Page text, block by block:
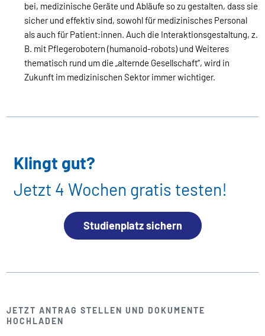
bei, medizinische Geräte und Abläufe so zu gestalten, dass sie
sicher und effektiv sind, sowohl für medizinisches Personal
als auch für Patient:innen. Auch die Interaktionsgestaltung, z.
B. mit Pflegerobotern (humanoid-robots) und Weiteres
thematisch rund um die „alternde Gesellschaft“, wird in
Zukunft im medizinischen Sektor immer wichtiger.
Klingt gut?
Jetzt 4 Wochen gratis testen!
Studienplatz sichern
JETZT ANTRAG STELLEN UND DOKUMENTE
HOCHLADEN